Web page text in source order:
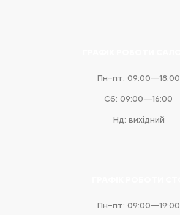
Пн–пт: 09:00—18:00
Сб: 09:00—16:00
Нд: вихідний
Пн–пт: 09:00—19:00